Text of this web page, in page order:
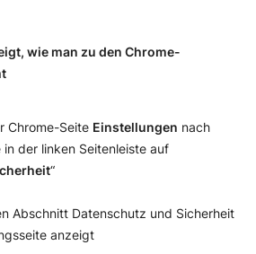
Chrome-Seite Einstellungen nach
der linken Seitenleiste auf
“